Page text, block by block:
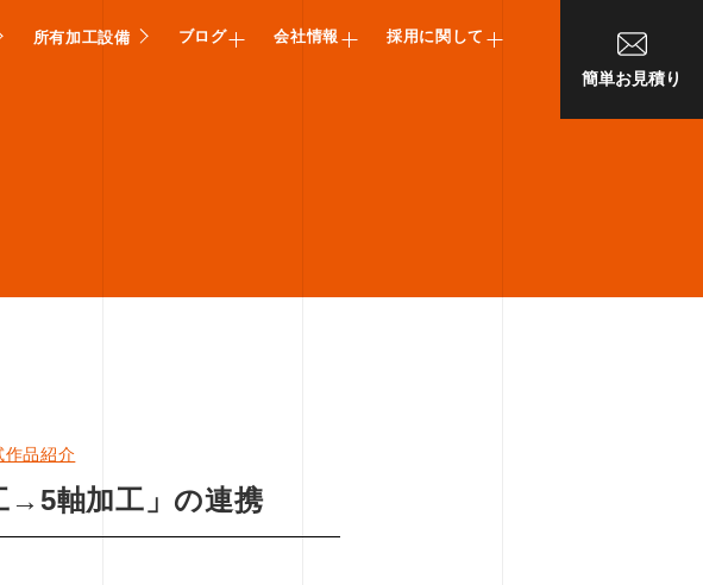
所有加工設備 ブログ 会社情報 採用に関して
簡単お見積り
作品紹介
→5軸加工」の連携